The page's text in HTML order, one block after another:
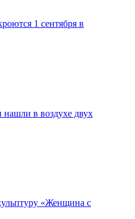
1 сентября в
в воздухе двух
«Женщина с